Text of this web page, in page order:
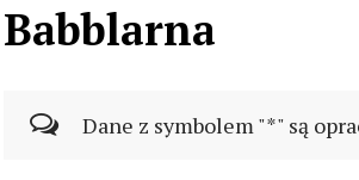
Babblarna
Dane z symbolem "*" są